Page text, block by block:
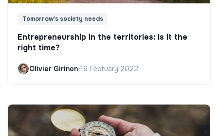
Tomorrow's society needs
Entrepreneurship in the territories: is it the
right time?
Olivier Girinon•16 February 2022